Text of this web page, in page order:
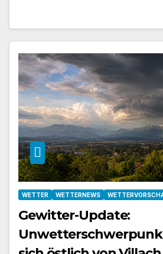
WETTER WETTERNEWS
Gewitter-Update: